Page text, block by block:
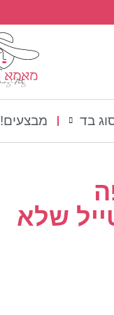
בד מבצעים!
שלא